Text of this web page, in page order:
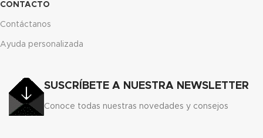
CONTACTO
Contáctanos
Ayuda personalizada
SUSCRÍBETE A NUESTRA NEWSLETTER
Conoce todas nuestras novedades y consejos